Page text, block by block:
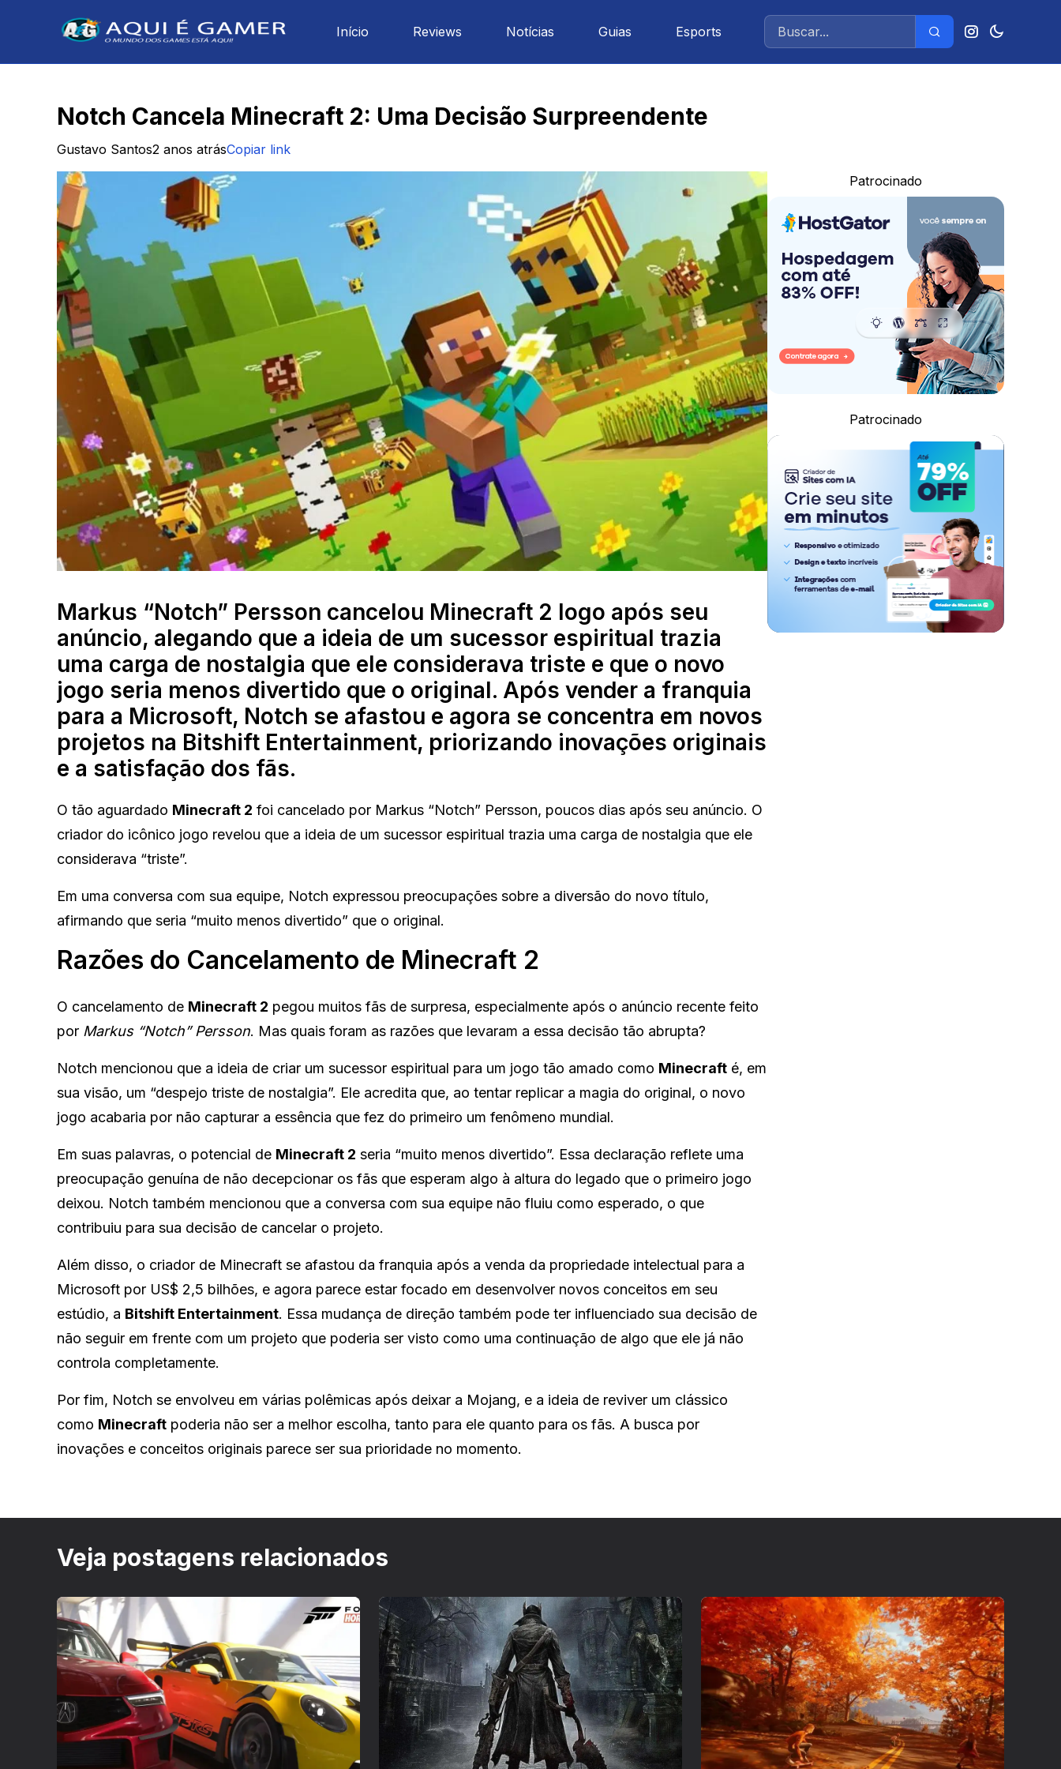
Início Reviews Notícias Guias Esports
Notch Cancela Minecraft 2: Uma Decisão Surpreendente
Gustavo Santos2 anos atrásCopiar link
Markus “Notch” Persson cancelou Minecraft 2 logo após seu
anúncio, alegando que a ideia de um sucessor espiritual trazia
uma carga de nostalgia que ele considerava triste e que o novo
jogo seria menos divertido que o original. Após vender a franquia
para a Microsoft, Notch se afastou e agora se concentra em novos
projetos na Bitshift Entertainment, priorizando inovações originais
e a satisfação dos fãs.
O tão aguardado Minecraft 2 foi cancelado por Markus “Notch” Persson, poucos dias após seu anúncio. O
criador do icônico jogo revelou que a ideia de um sucessor espiritual trazia uma carga de nostalgia que ele
considerava “triste”.
Em uma conversa com sua equipe, Notch expressou preocupações sobre a diversão do novo título,
afirmando que seria “muito menos divertido” que o original.
Razões do Cancelamento de Minecraft 2
O cancelamento de Minecraft 2 pegou muitos fãs de surpresa, especialmente após o anúncio recente feito
por Markus “Notch” Persson. Mas quais foram as razões que levaram a essa decisão tão abrupta?
Notch mencionou que a ideia de criar um sucessor espiritual para um jogo tão amado como Minecraft é, em
sua visão, um “despejo triste de nostalgia”. Ele acredita que, ao tentar replicar a magia do original, o novo
jogo acabaria por não capturar a essência que fez do primeiro um fenômeno mundial.
Em suas palavras, o potencial de Minecraft 2 seria “muito menos divertido”. Essa declaração reflete uma
preocupação genuína de não decepcionar os fãs que esperam algo à altura do legado que o primeiro jogo
deixou. Notch também mencionou que a conversa com sua equipe não fluiu como esperado, o que
contribuiu para sua decisão de cancelar o projeto.
Além disso, o criador de Minecraft se afastou da franquia após a venda da propriedade intelectual para a
Microsoft por US$ 2,5 bilhões, e agora parece estar focado em desenvolver novos conceitos em seu
estúdio, a Bitshift Entertainment. Essa mudança de direção também pode ter influenciado sua decisão de
não seguir em frente com um projeto que poderia ser visto como uma continuação de algo que ele já não
controla completamente.
Por fim, Notch se envolveu em várias polêmicas após deixar a Mojang, e a ideia de reviver um clássico
como Minecraft poderia não ser a melhor escolha, tanto para ele quanto para os fãs. A busca por
inovações e conceitos originais parece ser sua prioridade no momento.
Patrocinado
Patrocinado
Veja postagens relacionados